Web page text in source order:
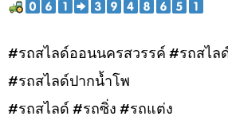
#รถสไลด์ออนนครสวรรค์ #รถสไล
#รถสไลด์ปากน้ำโพ
#รถสไลด์ #รถซิ่ง #รถแต่ง